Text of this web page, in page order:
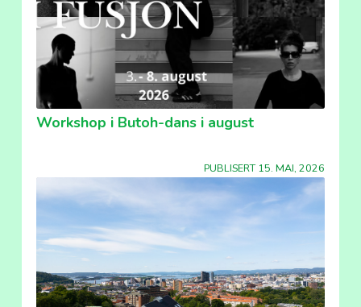
Workshop i Butoh-dans i august
PUBLISERT 15. MAI, 2026